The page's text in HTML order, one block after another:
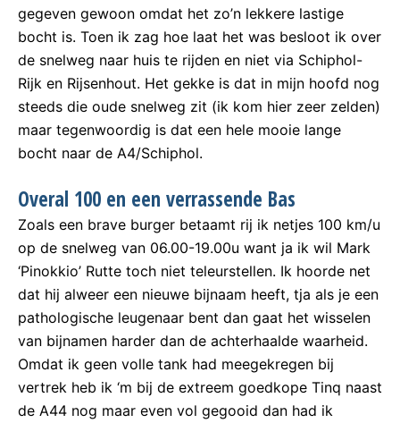
gegeven gewoon omdat het zo’n lekkere lastige
bocht is. Toen ik zag hoe laat het was besloot ik over
de snelweg naar huis te rijden en niet via Schiphol-
Rijk en Rijsenhout. Het gekke is dat in mijn hoofd nog
steeds die oude snelweg zit (ik kom hier zeer zelden)
maar tegenwoordig is dat een hele mooie lange
bocht naar de A4/Schiphol.
Overal 100 en een verrassende Bas
Zoals een brave burger betaamt rij ik netjes 100 km/u
op de snelweg van 06.00-19.00u want ja ik wil Mark
‘Pinokkio’ Rutte toch niet teleurstellen. Ik hoorde net
dat hij alweer een nieuwe bijnaam heeft, tja als je een
pathologische leugenaar bent dan gaat het wisselen
van bijnamen harder dan de achterhaalde waarheid.
Omdat ik geen volle tank had meegekregen bij
vertrek heb ik ‘m bij de extreem goedkope Tinq naast
de A44 nog maar even vol gegooid dan had ik